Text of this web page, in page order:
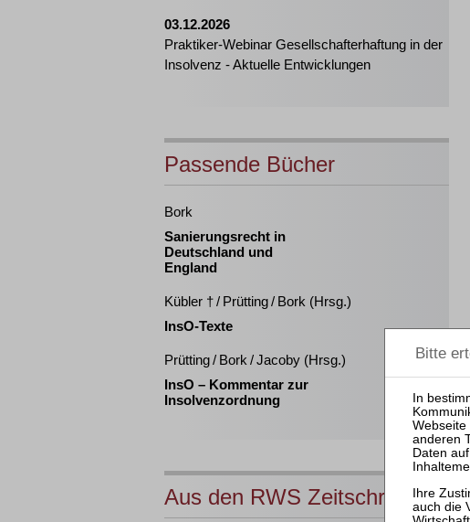
03.12.2026
Praktiker-Webinar Gesellschafterhaftung in der
Insolvenz - Aktuelle Entwicklungen
Passende Bücher
Bork
Sanierungsrecht in
Deutschland und
England
Kübler † / Prütting / Bork (Hrsg.)
InsO-Texte
Prütting / Bork / Jacoby (Hrsg.)
InsO – Kommentar zur
Insolvenzordnung
Aus den RWS Zeitschriften